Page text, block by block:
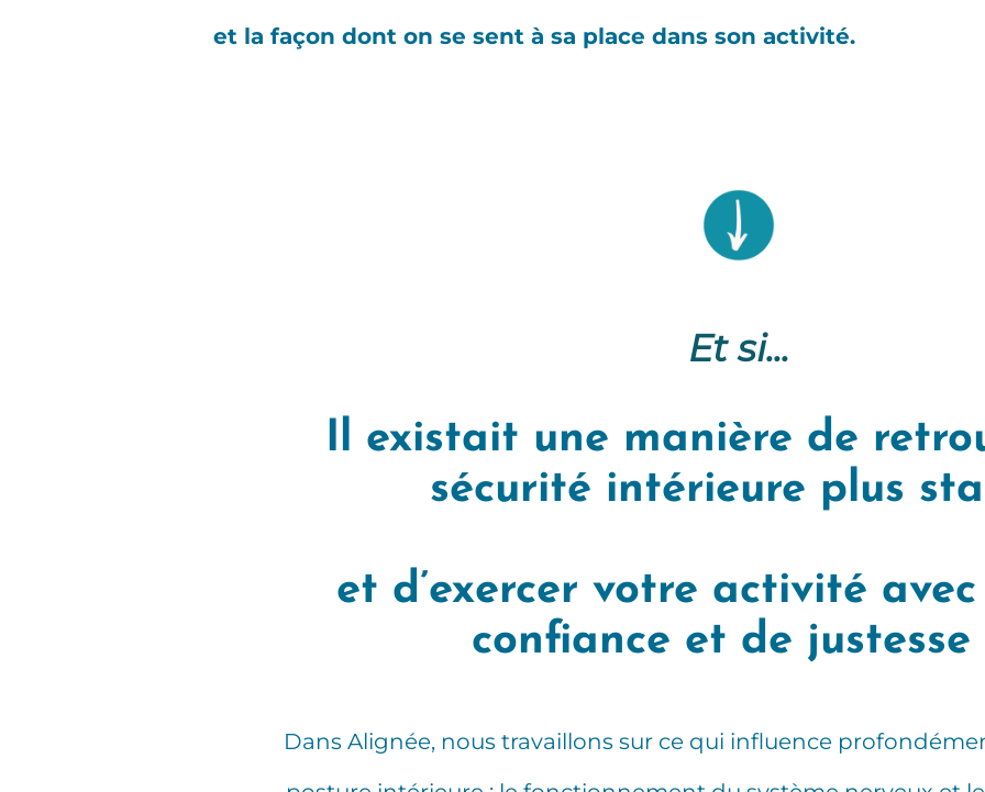
et la façon dont on se sent à sa place dans son activité.
Et si...
Il existait une manière de
sécurité intérieure plus
et d’exercer votre activité
confiance et de justesse
Dans Alignée, nous travaillons sur ce qui influence